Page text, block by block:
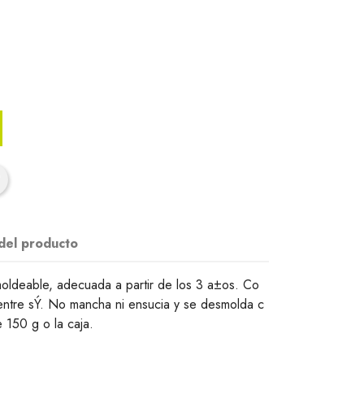
producto
adecuada a partir de los 3 a±os. Co
sÝ. No mancha ni ensucia y se desmolda c
150 g o la caja.